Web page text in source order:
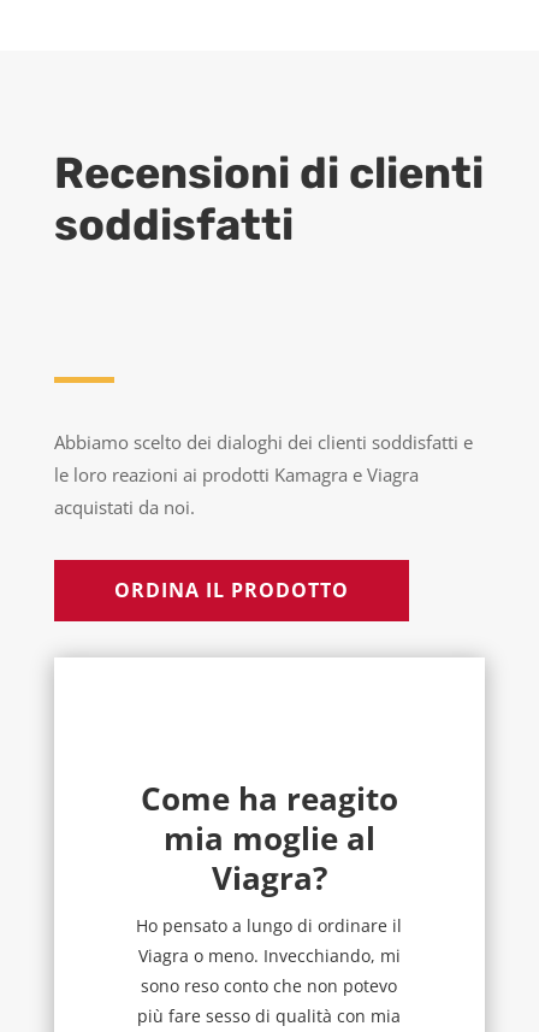
Recensioni di clienti
soddisfatti
Abbiamo scelto dei dialoghi dei clienti soddisfatti e
le loro reazioni ai prodotti Kamagra e Viagra
acquistati da noi.
ORDINA IL PRODOTTO
Come ha reagito
mia moglie al
Viagra?
Ho pensato a lungo di ordinare il
Viagra o meno. Invecchiando, mi
sono reso conto che non potevo
più fare sesso di qualità con mia